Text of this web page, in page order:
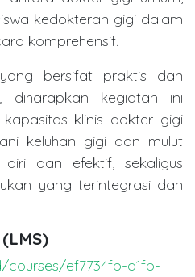
kedokteran gigi dalam
komprehensif.
bersifat praktis dan
diharapkan kegiatan ini
klinis dokter gigi
keluhan gigi dan mulut
dan efektif, sekaligus
yang terintegrasi dan
courses/ef7734fb-a1fb-